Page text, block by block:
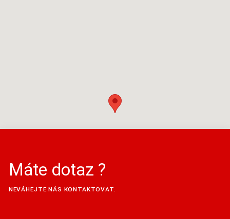
Máte dotaz ?
NEVÁHEJTE NÁS KONTAKTOVAT.